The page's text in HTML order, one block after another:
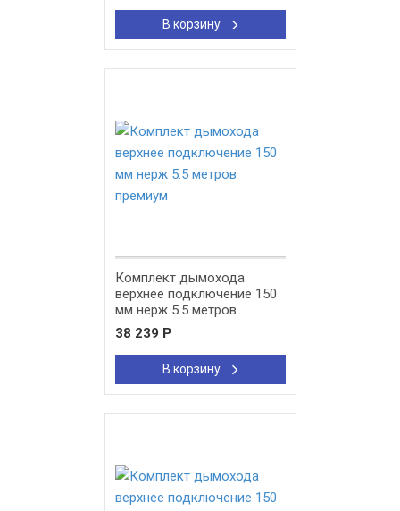
В корзину
Комплект дымохода
верхнее подключение 150
мм нерж 5.5 метров
премиум
38 239 Р
В корзину